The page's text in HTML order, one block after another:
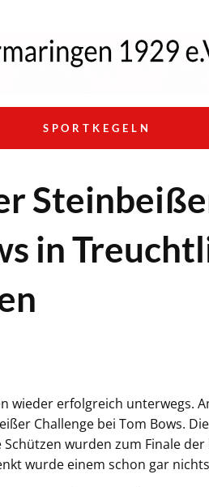
SPORTKEGELN
in
wieder erfolgreich unterwegs.
Challenge bei Tom Bows.
wurden zum Finale
wurde einem schon gar